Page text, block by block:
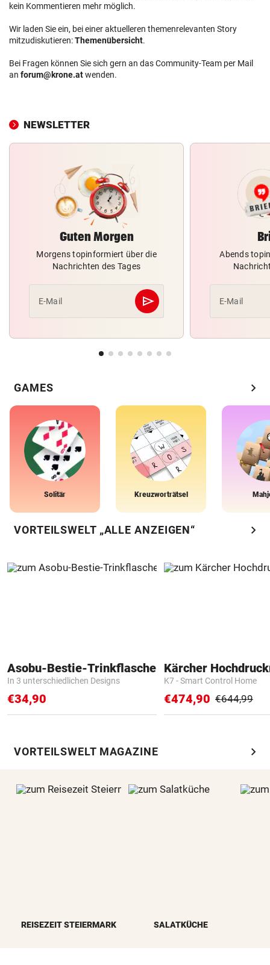
kein Kommentieren mehr möglich.
Wir laden Sie ein, bei einer aktuelleren themenrelevanten Story
mitzudiskutieren:Themenübersicht.
Bei Fragen können Sie sich gern an das Community-Team per Mail
an forum@krone.atwenden.
NEWSLETTER
Guten Morgen
Morgens topinformiert über die
Nachrichten des Tages
E-Mail send
Abschicken
Abends
E-Mail
GAMES chevron_right
Solitär Kreuzworträtsel
VORTEILSWELT „ALLE ANZEIGEN“ chevron_right
Asobu-Bestie-Trinkflasche
In 3 unterschiedlichen Designs
€34,90
Kärcher
K7 - Smart Control Home
€474,90 €644,99
VORTEILSWELT MAGAZINE chevron_right
REISEZEIT STEIERMARK SALATKÜCHE